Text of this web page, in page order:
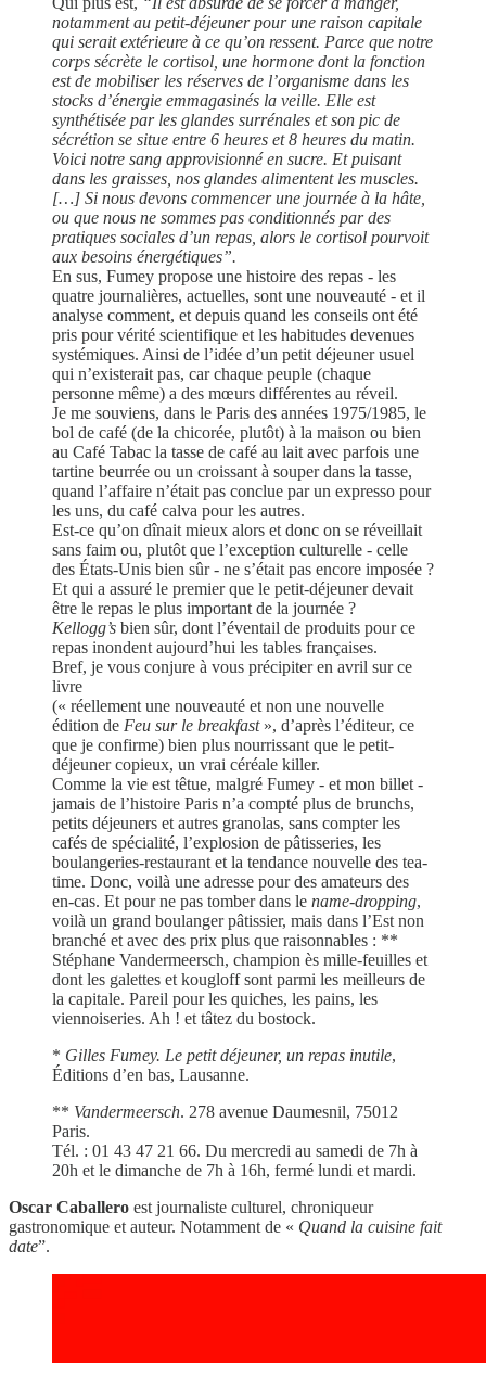
notamment au petit-déjeuner pour une raison capitale
qui serait extérieure à ce qu’on ressent. Parce que notre
corps sécrète le cortisol, une hormone dont la fonction
est de mobiliser les réserves de l’organisme dans les
stocks d’énergie emmagasinés la veille. Elle est
synthétisée par les glandes surrénales et son pic de
sécrétion se situe entre 6 heures et 8 heures du matin.
Voici notre sang approvisionné en sucre. Et puisant
dans les graisses, nos glandes alimentent les muscles.
[…] Si nous devons commencer une journée à la hâte,
ou que nous ne sommes pas conditionnés par des
pratiques sociales d’un repas, alors le cortisol pourvoit
aux besoins énergétiques”.
En sus, Fumey propose une histoire des repas - les
quatre journalières, actuelles, sont une nouveauté - et il
analyse comment, et depuis quand les conseils ont été
pris pour vérité scientifique et les habitudes devenues
systémiques. Ainsi de l’idée d’un petit déjeuner usuel
qui n’existerait pas, car chaque peuple (chaque
personne même) a des mœurs différentes au réveil.
Je me souviens, dans le Paris des années 1975/1985, le
bol de café (de la chicorée, plutôt) à la maison ou bien
au Café Tabac la tasse de café au lait avec parfois une
tartine beurrée ou un croissant à souper dans la tasse,
quand l’affaire n’était pas conclue par un expresso pour
les uns, du café calva pour les autres.
Est-ce qu’on dînait mieux alors et donc on se réveillait
sans faim ou, plutôt que l’exception culturelle - celle
des États-Unis bien sûr - ne s’était pas encore imposée ?
Et qui a assuré le premier que le petit-déjeuner devait
être le repas le plus important de la journée ?
Kellogg’s bien sûr, dont l’éventail de produits pour ce
repas inondent aujourd’hui les tables françaises.
Bref, je vous conjure à vous précipiter en avril sur ce
livre
(« réellement une nouveauté et non une nouvelle
édition de Feu sur le breakfast », d’après l’éditeur, ce
que je confirme) bien plus nourrissant que le petit-
déjeuner copieux, un vrai céréale killer.
Comme la vie est têtue, malgré Fumey - et mon billet -
jamais de l’histoire Paris n’a compté plus de brunchs,
petits déjeuners et autres granolas, sans compter les
cafés de spécialité, l’explosion de pâtisseries, les
boulangeries-restaurant et la tendance nouvelle des tea-
time. Donc, voilà une adresse pour des amateurs des
en-cas. Et pour ne pas tomber dans le name-dropping,
voilà un grand boulanger pâtissier, mais dans l’Est non
branché et avec des prix plus que raisonnables : **
Stéphane Vandermeersch, champion ès mille-feuilles et
dont les galettes et kougloff sont parmi les meilleurs de
la capitale. Pareil pour les quiches, les pains, les
viennoiseries. Ah ! et tâtez du bostock.
* Gilles Fumey. Le petit déjeuner, un repas inutile,
Éditions d’en bas, Lausanne.
** Vandermeersch. 278 avenue Daumesnil, 75012
Paris.
Tél. : 01 43 47 21 66. Du mercredi au samedi de 7h à
20h et le dimanche de 7h à 16h, fermé lundi et mardi.
Oscar Caballero est journaliste culturel, chroniqueur
gastronomique et auteur. Notamment de « Quand la cuisine fait
date”.